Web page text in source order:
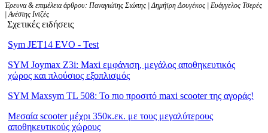
Έρευνα & επιμέλεια άρθρου: Παναγιώτης Σιώπης | Δημήτρη Δουγέκος | Ευάγγελος Τσερές
| Ανέστης Ιντζές
Σχετικές ειδήσεις
Sym JET14 EVO - Test
SYM Joymax Z3i: Maxi εμφάνιση, μεγάλος αποθηκευτικός
χώρος και πλούσιος εξοπλισμός
SYM Maxsym TL 508: Το πιο προσιτό maxi scooter της αγοράς!
Μεσαία scooter μέχρι 350κ.εκ. με τους μεγαλύτερους
αποθηκευτικούς χώρους